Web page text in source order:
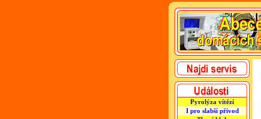
Pyrolýza vítězí
I pro slabší přívod